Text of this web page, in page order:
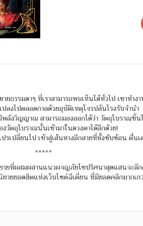
ยธรรมดาๆ ที่เราสามารถพบเห็นได้ทั่วไป เขาทำ
งไปตลอดกาลด้วยอุบัติเหตุโจรปล้นโรงรับจำนำ
ลังวิญญาณ สามารถมองออกได้ว่า วัตถุโบราณชิ้
ตถุโบราณนั้นเข้ามาในดวงตาได้อีกด้วย!
ปลี่ยนไป เข้าสู่เส้นทางอีกสายที่ทั้งซับซ้อน ตื่นเ
*****
ยที่ผสมผสานแนวผจญภัยไขปริศนาสุดแสนจะลึ
ายยอดฮิตแห่งเว็บไซต์ฉีเตี่ยน ที่มียอดคลิกมากเก